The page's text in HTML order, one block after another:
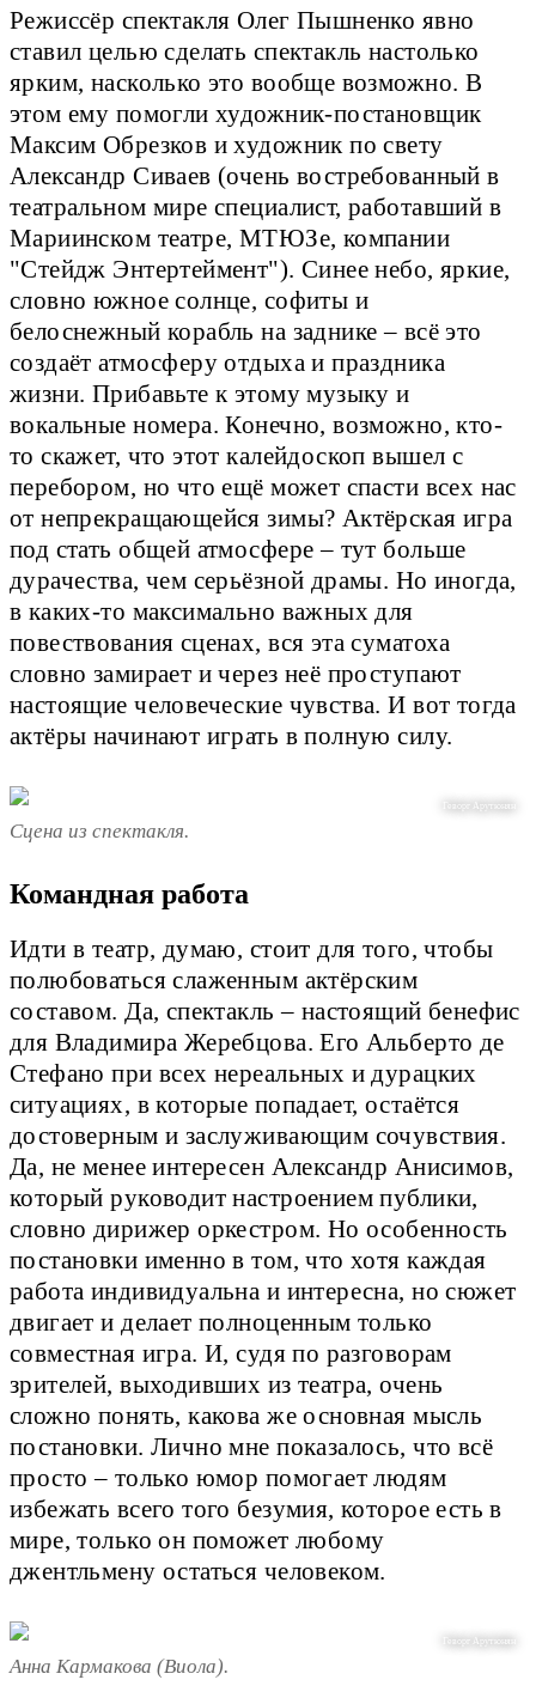
Режиссёр спектакля Олег Пышненко явно
ставил целью сделать спектакль настолько
ярким, насколько это вообще возможно. В
этом ему помогли художник-постановщик
Максим Обрезков и художник по свету
Александр Сиваев (очень востребованный в
театральном мире специалист, работавший в
Мариинском театре, МТЮЗе, компании
"Стейдж Энтертеймент"). Синее небо, яркие,
словно южное солнце, софиты и
белоснежный корабль на заднике – всё это
создаёт атмосферу отдыха и праздника
жизни. Прибавьте к этому музыку и
вокальные номера. Конечно, возможно, кто-
то скажет, что этот калейдоскоп вышел с
перебором, но что ещё может спасти всех нас
от непрекращающейся зимы? Актёрская игра
под стать общей атмосфере – тут больше
дурачества, чем серьёзной драмы. Но иногда,
в каких-то максимально важных для
повествования сценах, вся эта суматоха
словно замирает и через неё проступают
настоящие человеческие чувства. И вот тогда
актёры начинают играть в полную силу.
Геворг Арутюнян
Сцена из спектакля.
Командная работа
Идти в театр, думаю, стоит для того, чтобы
полюбоваться слаженным актёрским
составом. Да, спектакль – настоящий бенефис
для Владимира Жеребцова. Его Альберто де
Стефано при всех нереальных и дурацких
ситуациях, в которые попадает, остаётся
достоверным и заслуживающим сочувствия.
Да, не менее интересен Александр Анисимов,
который руководит настроением публики,
словно дирижер оркестром. Но особенность
постановки именно в том, что хотя каждая
работа индивидуальна и интересна, но сюжет
двигает и делает полноценным только
совместная игра. И, судя по разговорам
зрителей, выходивших из театра, очень
сложно понять, какова же основная мысль
постановки. Лично мне показалось, что всё
просто – только юмор помогает людям
избежать всего того безумия, которое есть в
мире, только он поможет любому
джентльмену остаться человеком.
Геворг Арутюнян
Анна Кармакова (Виола).